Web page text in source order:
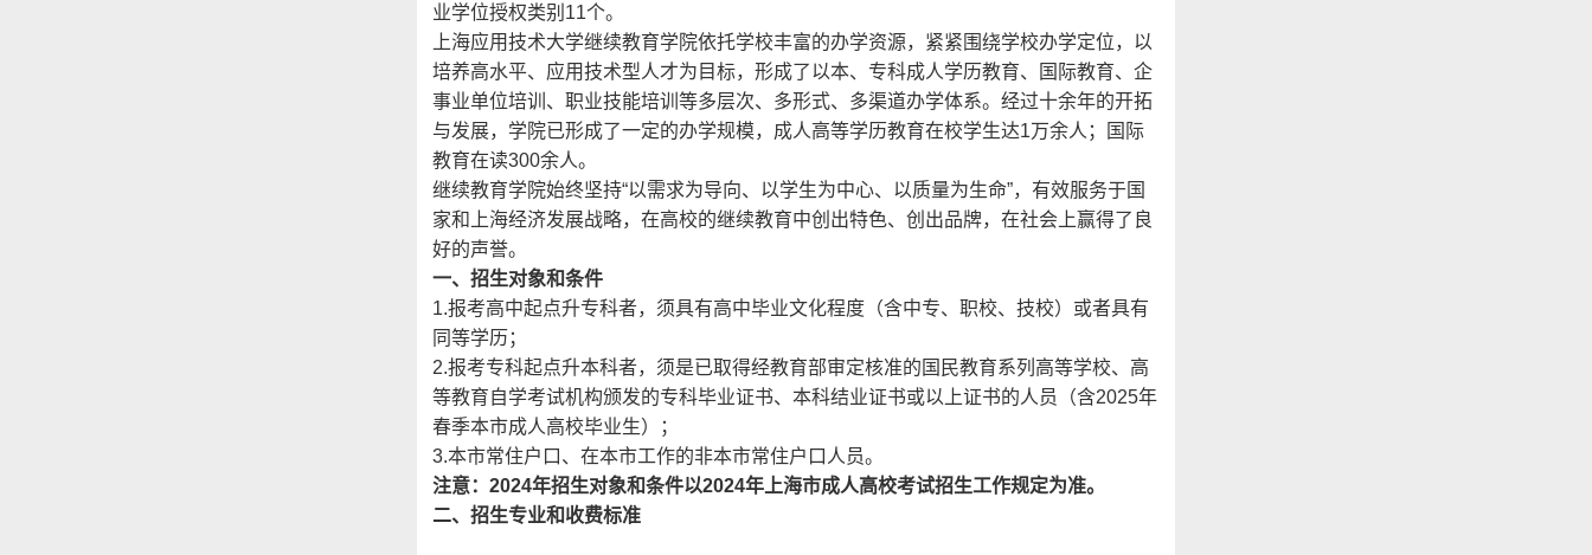
业学位授权类别11个。
上海应用技术大学继续教育学院依托学校丰富的办学资源，紧紧围绕学校办学定位，以
培养高水平、应用技术型人才为目标，形成了以本、专科成人学历教育、国际教育、企
事业单位培训、职业技能培训等多层次、多形式、多渠道办学体系。经过十余年的开拓
与发展，学院已形成了一定的办学规模，成人高等学历教育在校学生达1万余人；国际
教育在读300余人。
继续教育学院始终坚持“以需求为导向、以学生为中心、以质量为生命”，有效服务于国
家和上海经济发展战略，在高校的继续教育中创出特色、创出品牌，在社会上赢得了良
好的声誉。
一、招生对象和条件
1.报考高中起点升专科者，须具有高中毕业文化程度（含中专、职校、技校）或者具有
同等学历；
2.报考专科起点升本科者，须是已取得经教育部审定核准的国民教育系列高等学校、高
等教育自学考试机构颁发的专科毕业证书、本科结业证书或以上证书的人员（含2025年
春季本市成人高校毕业生）；
3.本市常住户口、在本市工作的非本市常住户口人员。
注意：2024年招生对象和条件以2024年上海市成人高校考试招生工作规定为准。
二、招生专业和收费标准